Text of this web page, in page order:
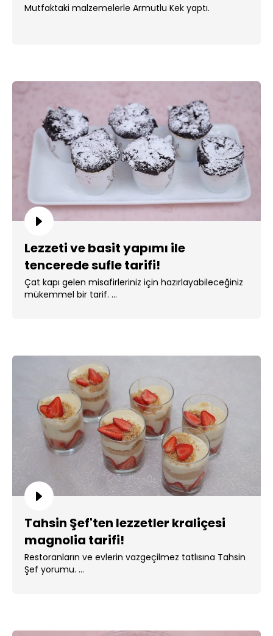
Mutfaktaki malzemelerle Armutlu Kek yaptı.
Lezzeti ve basit yapımı ile
tencerede sufle tarifi!
Çat kapı gelen misafirleriniz için hazırlayabileceğiniz
mükemmel bir tarif. ...
Tahsin Şef'ten lezzetler kraliçesi
magnolia tarifi!
Restoranların ve evlerin vazgeçilmez tatlısına Tahsin
Şef yorumu. ...